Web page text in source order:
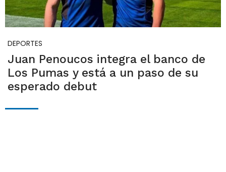
DEPORTES
Juan Penoucos integra el banco de
Los Pumas y está a un paso de su
esperado debut